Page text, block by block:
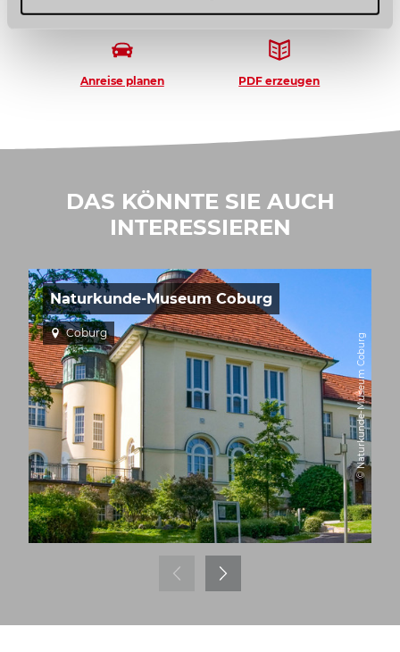
Anreise planen PDF erzeugen
DAS KÖNNTE SIE AUCH
INTERESSIEREN
Naturkunde-Museum Coburg
Coburg
© Naturkunde-Museum Coburg